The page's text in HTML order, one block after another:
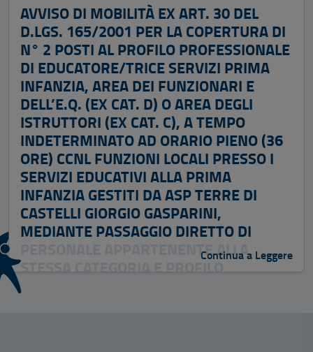
AVVISO DI MOBILITÀ EX ART. 30 DEL
D.LGS. 165/2001 PER LA COPERTURA DI
N° 2 POSTI AL PROFILO PROFESSIONALE
DI EDUCATORE/TRICE SERVIZI PRIMA
INFANZIA, AREA DEI FUNZIONARI E
DELL’E.Q. (EX CAT. D) O AREA DEGLI
ISTRUTTORI (EX CAT. C), A TEMPO
INDETERMINATO AD ORARIO PIENO (36
ORE) CCNL FUNZIONI LOCALI PRESSO I
SERVIZI EDUCATIVI ALLA PRIMA
INFANZIA GESTITI DA ASP TERRE DI
CASTELLI GIORGIO GASPARINI,
MEDIANTE PASSAGGIO DIRETTO DI
PERSONALE APPARTENENTE ALLA
STESSA CATEGORIA E PROFILO
PROFESSIONALE, IN SERVIZIO PRESSO
Continua a Leggere